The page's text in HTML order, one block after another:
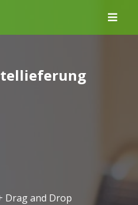
Drag and Drop